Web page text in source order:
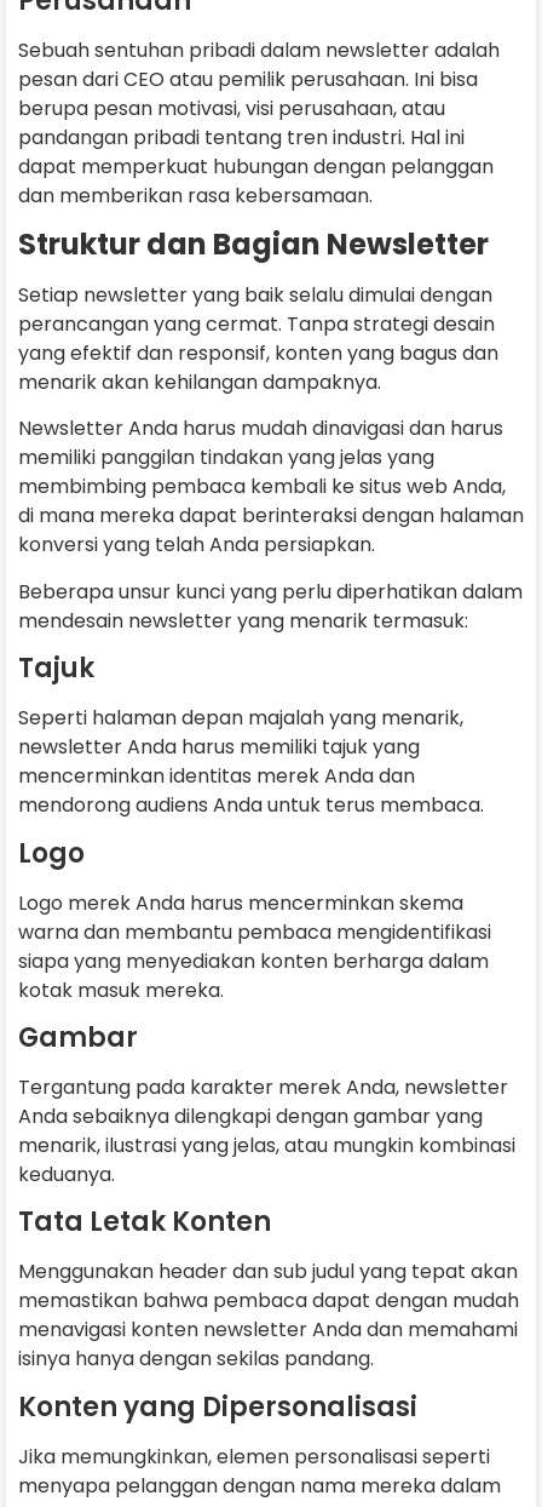
Sebuah sentuhan pribadi dalam newsletter adalah
pesan dari CEO atau pemilik perusahaan. Ini bisa
berupa pesan motivasi, visi perusahaan, atau
pandangan pribadi tentang tren industri. Hal ini
dapat memperkuat hubungan dengan pelanggan
dan memberikan rasa kebersamaan.
Struktur dan Bagian Newsletter
Setiap newsletter yang baik selalu dimulai dengan
perancangan yang cermat. Tanpa strategi desain
yang efektif dan responsif, konten yang bagus dan
menarik akan kehilangan dampaknya.
Newsletter Anda harus mudah dinavigasi dan harus
memiliki panggilan tindakan yang jelas yang
membimbing pembaca kembali ke situs web Anda,
di mana mereka dapat berinteraksi dengan halaman
konversi yang telah Anda persiapkan.
Beberapa unsur kunci yang perlu diperhatikan dalam
mendesain newsletter yang menarik termasuk:
Tajuk
Seperti halaman depan majalah yang menarik,
newsletter Anda harus memiliki tajuk yang
mencerminkan identitas merek Anda dan
mendorong audiens Anda untuk terus membaca.
Logo
Logo merek Anda harus mencerminkan skema
warna dan membantu pembaca mengidentifikasi
siapa yang menyediakan konten berharga dalam
kotak masuk mereka.
Gambar
Tergantung pada karakter merek Anda, newsletter
Anda sebaiknya dilengkapi dengan gambar yang
menarik, ilustrasi yang jelas, atau mungkin kombinasi
keduanya.
Tata Letak Konten
Menggunakan header dan sub judul yang tepat akan
memastikan bahwa pembaca dapat dengan mudah
menavigasi konten newsletter Anda dan memahami
isinya hanya dengan sekilas pandang.
Konten yang Dipersonalisasi
Jika memungkinkan, elemen personalisasi seperti
menyapa pelanggan dengan nama mereka dalam